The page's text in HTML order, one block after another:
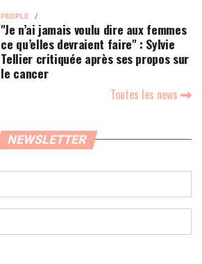
PEOPLE
"Je n’ai jamais voulu dire aux femmes
ce qu’elles devraient faire" : Sylvie
Tellier critiquée après ses propos sur
le cancer
Toutes les news
NEWSLETTER